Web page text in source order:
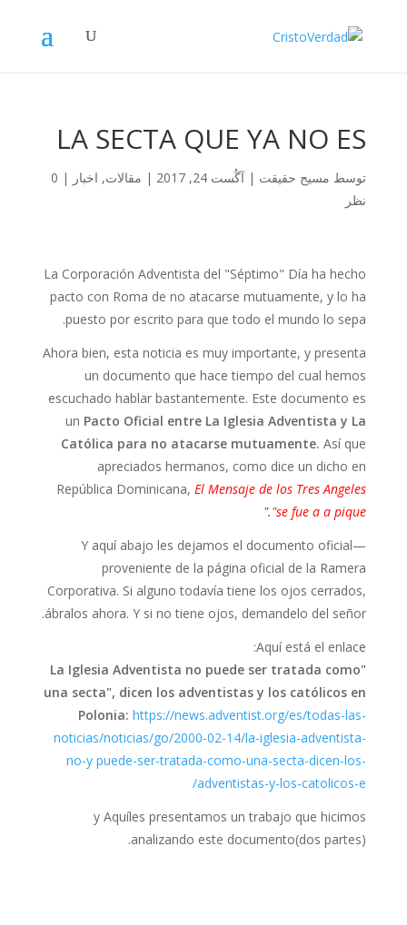
LA SECTA QUE YA NO ES
توسط مسیح حقیقت |آگُست 24, 2017 | مقالات, اخبار |
0
نظر
La Corporación Adventista del "Séptimo" Día ha hecho
pacto con Roma de no atacarse mutuamente, y lo ha
puesto por escrito para que todo el mundo lo sepa.
Ahora bien, esta noticia es muy importante, y presenta
un documento que hace tiempo del cual hemos
escuchado hablar bastantemente. Este documento es
un Pacto Oficial entre La Iglesia Adventista y La
Católica para no atacarse mutuamente. Así que
apreciados hermanos, como dice un dicho en
República Dominicana,El Mensaje de los Tres Angeles
"se fue a a pique."
Y aquí abajo les dejamos el documento oficial—
proveniente de la página oficial de la Ramera
Corporativa. Si alguno todavía tiene los ojos cerrados,
ábralos ahora. Y si no tiene ojos, demandelo del señor.
Aquí está el enlace:
"La Iglesia Adventista no puede ser tratada como
una secta", dicen los adventistas y los católicos en
Polonia: https://news.adventist.org/es/todas-las-
noticias/noticias/go/2000-02-14/la-iglesia-adventista-
no-y puede-ser-tratada-como-una-secta-dicen-los-
adventistas-y-los-catolicos-e/
y Aquíles presentamos un trabajo que hicimos
analizando este documento(dos partes).